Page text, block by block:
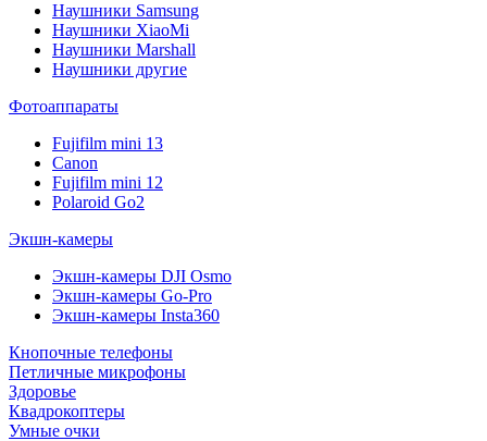
Наушники Samsung
Наушники XiaoMi
Наушники Marshall
Наушники другие
Фотоаппараты
Fujifilm mini 13
Canon
Fujifilm mini 12
Polaroid Go2
Экшн-камеры
Экшн-камеры DJI Osmo
Экшн-камеры Go-Pro
Экшн-камеры Insta360
Кнопочные телефоны
Петличные микрофоны
Здоровье
Квадрокоптеры
Умные очки